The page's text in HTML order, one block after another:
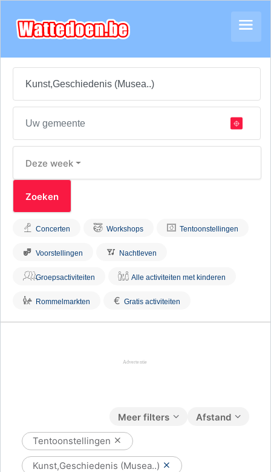
Deze week
Concerten Workshops Tentoonstellingen
Voorstellingen Nachtleven
Groepsactiviteiten Alle activiteiten met kinderen
Rommelmarkten € Gratis activiteiten
Afstand
Meer filters
Tentoonstellingen
Kunst,Geschiedenis (Musea..)